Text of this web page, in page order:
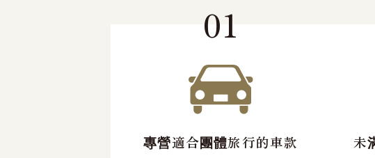
01
專營適合團體旅行的車款
未